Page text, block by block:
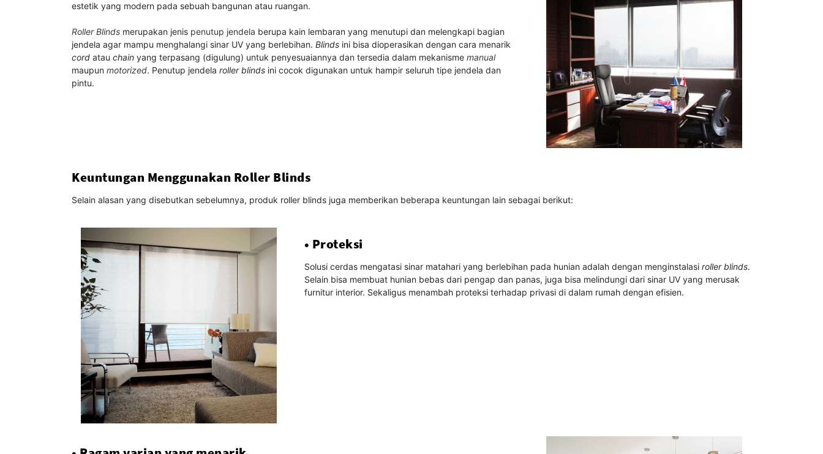
estetik yang modern pada sebuah bangunan atau ruangan.
Roller Blinds merupakan jenis penutup jendela berupa kain lembaran yang menutupi dan melengkapi bagian
jendela agar mampu menghalangi sinar UV yang berlebihan. Blinds ini bisa dioperasikan dengan cara menarik
cord atau chain yang terpasang (digulung) untuk penyesuaiannya dan tersedia dalam mekanisme manual
maupun motorized. Penutup jendela roller blinds ini cocok digunakan untuk hampir seluruh tipe jendela dan
pintu.
Keuntungan Menggunakan Roller Blinds
Selain alasan yang disebutkan sebelumnya, produk roller blinds juga memberikan beberapa keuntungan lain sebagai berikut:
• Proteksi
Solusi cerdas mengatasi sinar matahari yang berlebihan pada hunian adalah dengan menginstalasi roller blinds.
Selain bisa membuat hunian bebas dari pengap dan panas, juga bisa melindungi dari sinar UV yang merusak
furnitur interior. Sekaligus menambah proteksi terhadap privasi di dalam rumah dengan efisien.